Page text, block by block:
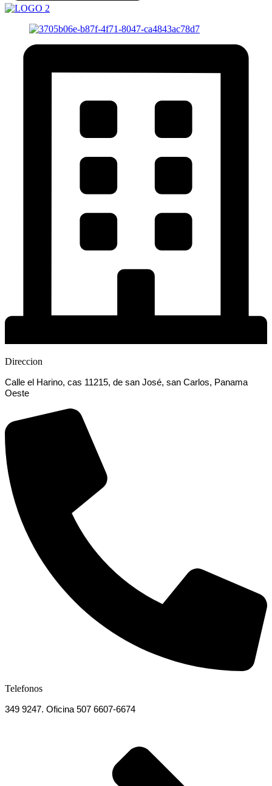
Direccion
Calle el Harino, cas 11215, de san José, san Carlos, Panama
Oeste
Telefonos
349 9247. Oficina 507 6607-6674